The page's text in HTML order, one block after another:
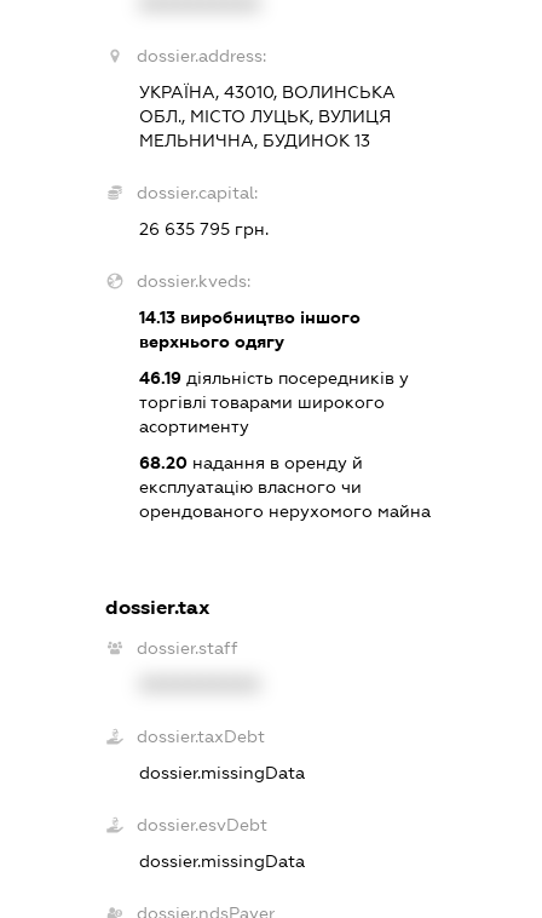
dossier.address:
УКРАЇНА, 43010, ВОЛИНСЬКА
ОБЛ., МІСТО ЛУЦЬК, ВУЛИЦЯ
МЕЛЬНИЧНА, БУДИНОК 13
dossier.capital:
26 635 795 грн.
dossier.kveds:
14.13виробництво іншого
верхнього одягу
46.19діяльність посередників у
торгівлі товарами широкого
асортименту
68.20надання в оренду й
експлуатацію власного чи
орендованого нерухомого майна
dossier.tax
dossier.staff
dossier.taxDebt
dossier.missingData
dossier.esvDebt
dossier.missingData
dossier.ndsPayer